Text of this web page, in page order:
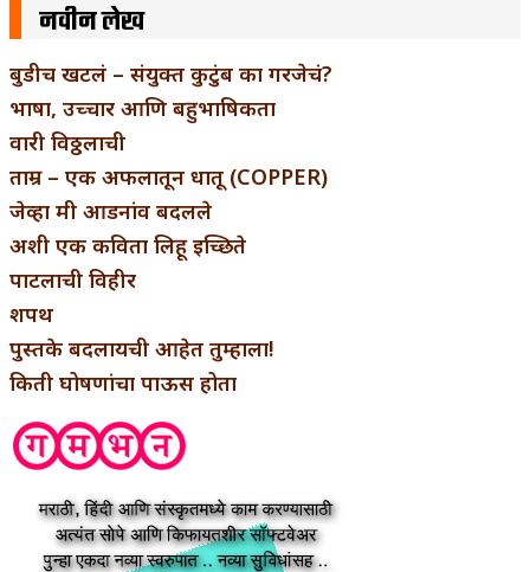
नवीन लेख
बुडीच खटलं – संयुक्त कुटुंब का गरजेचं?
भाषा, उच्चार आणि बहुभाषिकता
वारी विठ्ठलाची
ताम्र – एक अफलातून धातू (COPPER)
जेव्हा मी आडनांव बदलले
अशी एक कविता लिहू इच्छिते
पाटलाची विहीर
शपथ
पुस्तके बदलायची आहेत तुम्हाला!
किती घोषणांचा पाऊस होता